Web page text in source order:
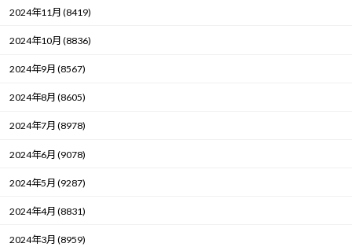
2024年11月 (8419)
2024年10月 (8836)
2024年9月 (8567)
2024年8月 (8605)
2024年7月 (8978)
2024年6月 (9078)
2024年5月 (9287)
2024年4月 (8831)
2024年3月 (8959)